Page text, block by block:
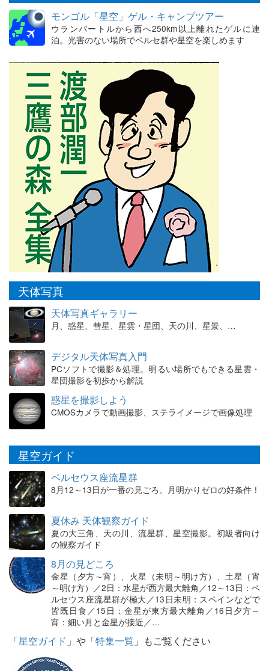
モンゴル「星空」ゲル・キャンプツアー
ウランバートルから西へ250km以上離れたゲルに連
泊。光害のない場所でペルセ群や星空を楽しめます
天体写真
天体写真ギャラリー
月、惑星、彗星、星雲・星団、天の川、星景、…
デジタル天体写真入門
PCソフトで撮影＆処理。明るい場所でもできる星雲・
星団撮影を初歩から解説
惑星を撮影しよう
CMOSカメラで動画撮影、ステライメージで画像処理
星空ガイド
ペルセウス座流星群
8月12～13日が一番の見ごろ。月明かりゼロの好条件！
夏休み 天体観察ガイド
夏の大三角、天の川、流星群、星空撮影。初級者向け
の観察ガイド
8月の見どころ
金星（夕方～宵）、火星（未明～明け方）、土星（宵
～明け方）／2日：水星が西方最大離角／12～13日：ペ
ルセウス座流星群が極大／13日未明：スペインなどで
皆既日食／15日：金星が東方最大離角／16日夕方～
宵：細い月と金星が接近／…
「星空ガイド 」や「特集一覧 」もご覧ください